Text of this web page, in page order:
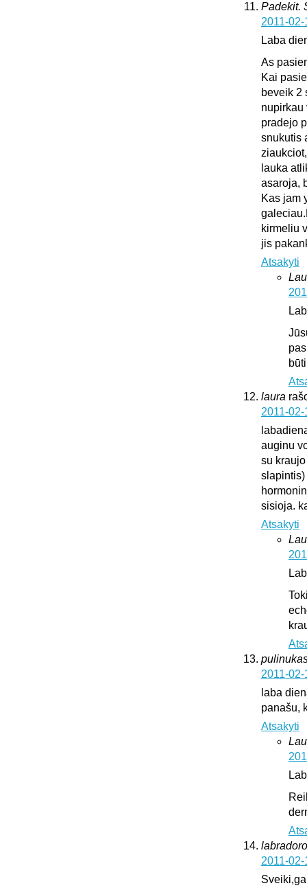
Padekit.
2011-
Laba
As
Kai
beveik 2
nupirkau
pradejo
snukutis
lauka
asaroja,
Kas jam
kirmeliu
jis
Atsakyti
laura
2011-
auginu
su
sisioja.
Atsakyti
2011-
laba
panašu,
Atsakyti
2011-